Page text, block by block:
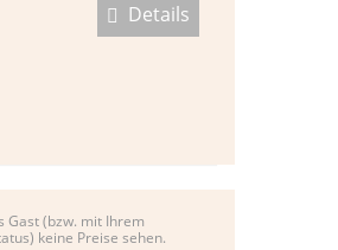
Details
Gast (bzw. mit Ihrem
keine Preise sehen.